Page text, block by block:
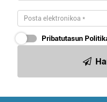
Pribatutasun